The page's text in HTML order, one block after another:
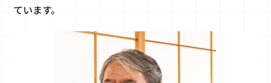
ています。